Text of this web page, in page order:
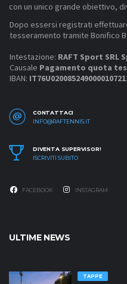
con un unico grande obiettivo,
Dopo essersi registrati
tesseramento tramite Bonifico
Intestazione: RAFT Sport
Causale Pagamento quota
IBAN:
CONTATTACI
INFO@RAFTENNIS.IT
DIVENTA SUPERVISOR!
ISCRIVITI SUBITO
FACEBOOK INSTAGRAM
ULTIME NEWS
TAPPE